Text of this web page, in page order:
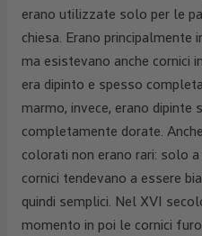
erano utilizzate solo per le
chiesa. Erano principalmente
ma esistevano anche cornici
era dipinto e spesso
marmo, invece, erano dipinte
completamente dorate.
colorati non erano rari: solo
cornici tendevano a essere
quindi semplici. Nel XVI
momento in poi le cornici